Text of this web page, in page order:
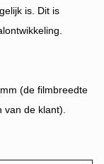
is. Dit is
(de filmbreedte
van de klant).